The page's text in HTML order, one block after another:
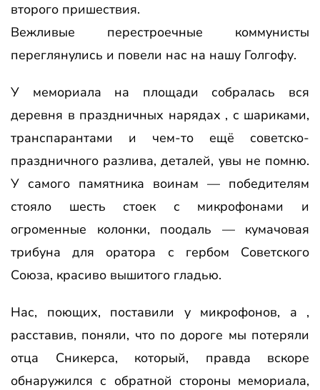
второго пришествия.
Вежливые перестроечные коммунисты
переглянулись и повели нас на нашу Голгофу.
У мемориала на площади собралась вся
деревня в праздничных нарядах , с шариками,
транспарантами и чем-то ещё советско-
праздничного разлива, деталей, увы не помню.
У самого памятника воинам — победителям
стояло шесть стоек с микрофонами и
огроменные колонки, поодаль — кумачовая
трибуна для оратора с гербом Советского
Союза, красиво вышитого гладью.
Нас, поющих, поставили у микрофонов, а ,
расставив, поняли, что по дороге мы потеряли
отца Сникерса, который, правда вскоре
обнаружился с обратной стороны мемориала,